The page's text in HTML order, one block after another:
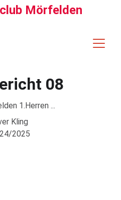
Mörfelden
08
1.Herren ...
Kling
2025